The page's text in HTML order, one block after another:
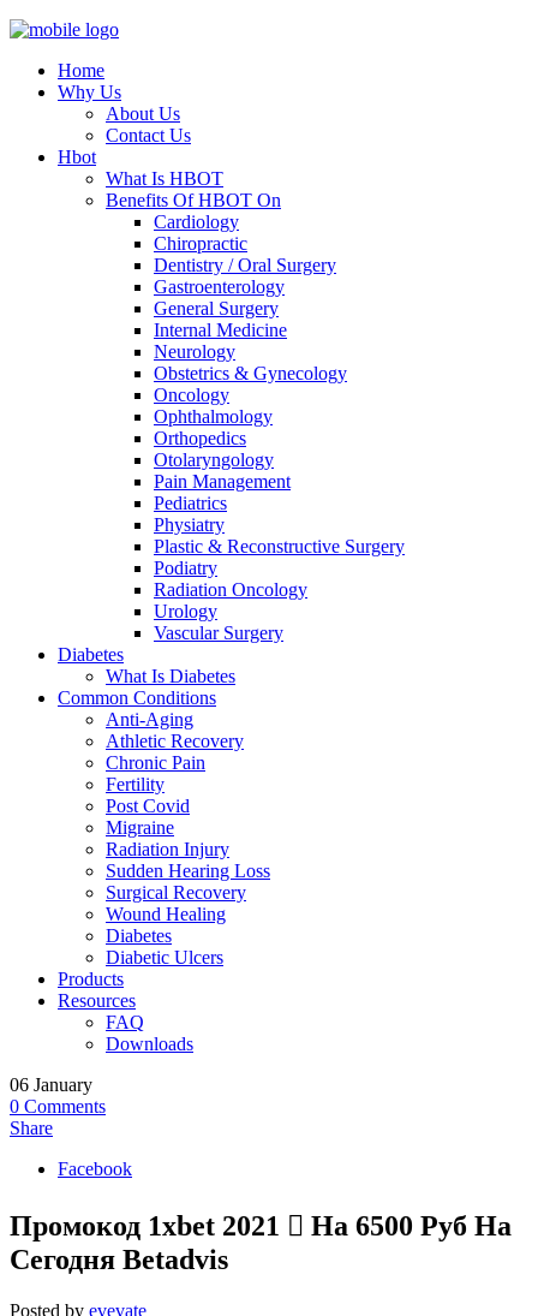
Home
Why Us
About Us
Contact Us
Hbot
What Is HBOT
Benefits Of HBOT On
Cardiology
Chiropractic
Dentistry / Oral Surgery
Gastroenterology
General Surgery
Internal Medicine
Neurology
Obstetrics & Gynecology
Oncology
Ophthalmology
Orthopedics
Otolaryngology
Pain Management
Pediatrics
Physiatry
Plastic & Reconstructive Surgery
Podiatry
Radiation Oncology
Urology
Vascular Surgery
Diabetes
What Is Diabetes
Common Conditions
Anti-Aging
Athletic Recovery
Chronic Pain
Fertility
Post Covid
Migraine
Radiation Injury
Sudden Hearing Loss
Surgical Recovery
Wound Healing
Diabetes
Diabetic Ulcers
Products
Resources
FAQ
Downloads
06 January
0 Comments
Share
Facebook
Промокод 1xbet 2021 󾫺 На 6500 Руб На
Сегодня Betadvis
Posted by evevate